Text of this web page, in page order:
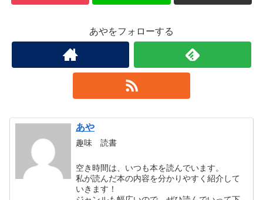
あやをフォローする
あや
趣味 読書
空き時間は、いつも本を読んでいます。
私が読んだ本の内容を分かりやすく紹介して
いきます！